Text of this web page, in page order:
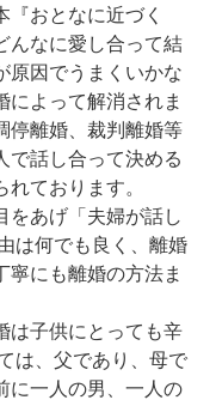
おとなに近づく
んなに愛し合って結
原因でうまくいかな
によって解消されま
停離婚、裁判離婚等
で話し合って決める
ております。
あげ「夫婦が話し
は何でも良く、離婚
寧にも離婚の方法ま
は子供にとっても辛
は、父であり、母で
に一人の男、一人の